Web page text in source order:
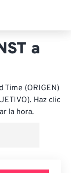
a
Time (ORIGEN)
Haz clic
la hora.